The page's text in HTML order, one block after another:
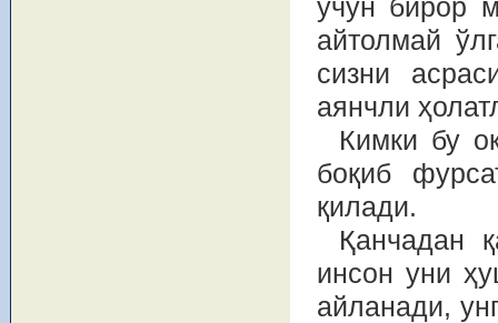
учун бирор
айтолмай
сизни
аянчли
Кимки бу
боқиб
қилади.
Қанчадан
инсон уни
айланади,